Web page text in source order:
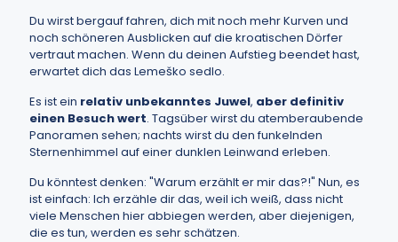
Du wirst bergauf fahren, dich mit noch mehr Kurven und
noch schöneren Ausblicken auf die kroatischen Dörfer
vertraut machen. Wenn du deinen Aufstieg beendet hast,
erwartet dich das Lemeško sedlo.
Es ist ein relativ unbekanntes Juwel, aber definitiv
einen Besuch wert. Tagsüber wirst du atemberaubende
Panoramen sehen; nachts wirst du den funkelnden
Sternenhimmel auf einer dunklen Leinwand erleben.
Du könntest denken: "Warum erzählt er mir das?!" Nun, es
ist einfach: Ich erzähle dir das, weil ich weiß, dass nicht
viele Menschen hier abbiegen werden, aber diejenigen,
die es tun, werden es sehr schätzen.